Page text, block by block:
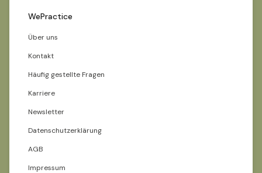
WePractice
Über uns
Kontakt
Häufig gestellte Fragen
Karriere
Newsletter
Datenschutzerklärung
AGB
Impressum